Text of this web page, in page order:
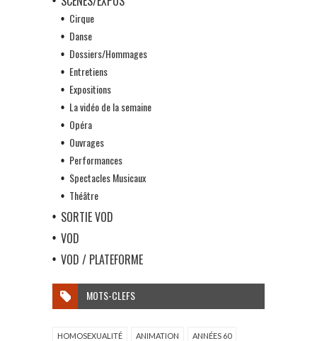
Cirque
Danse
Dossiers/Hommages
Entretiens
Expositions
La vidéo de la semaine
Opéra
Ouvrages
Performances
Spectacles Musicaux
Théâtre
SORTIE VOD
VOD
VOD / PLATEFORME
MOTS-CLEFS
HOMOSEXUALITÉ ANIMATION ANNÉES 60